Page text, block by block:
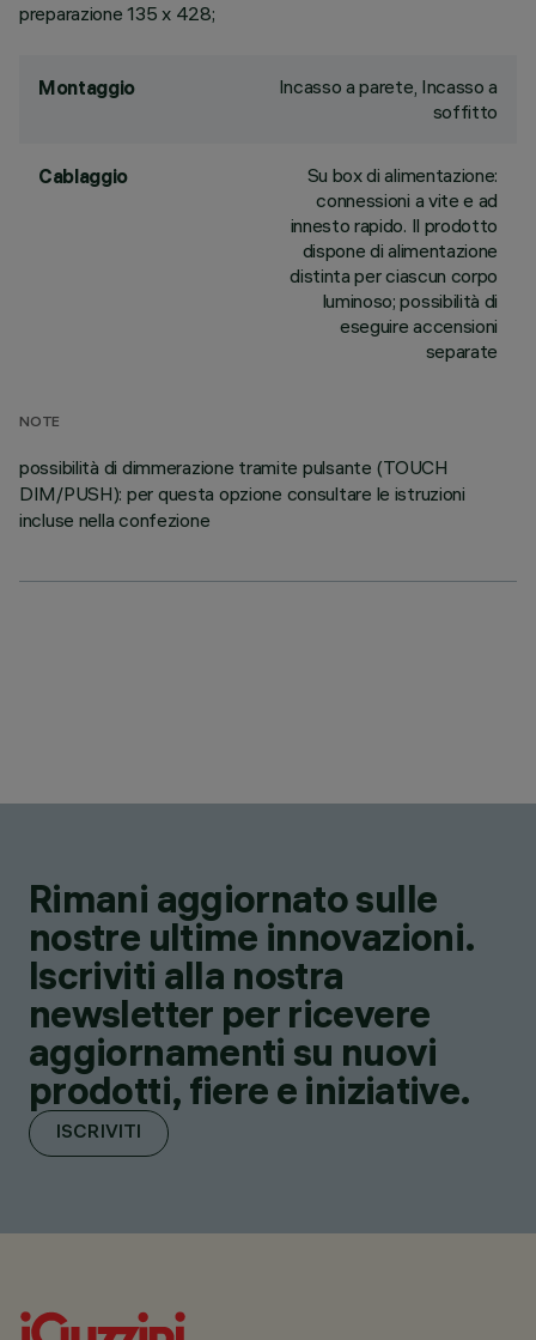
preparazione 135 x 428;
Montaggio
Incasso a parete, Incasso a
soffitto
Cablaggio
Su box di alimentazione:
connessioni a vite e ad
innesto rapido. Il prodotto
dispone di alimentazione
distinta per ciascun corpo
luminoso; possibilità di
eseguire accensioni
separate
NOTE
possibilità di dimmerazione tramite pulsante (TOUCH
DIM/PUSH): per questa opzione consultare le istruzioni
incluse nella confezione
Rimani aggiornato sulle
nostre ultime innovazioni.
Iscriviti alla nostra
newsletter per ricevere
aggiornamenti su nuovi
prodotti, fiere e iniziative.
ISCRIVITI